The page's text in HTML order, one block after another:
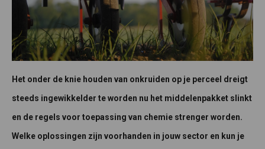
Het onder de knie houden van onkruiden op je perceel dreigt
steeds ingewikkelder te worden nu het middelenpakket slinkt
en de regels voor toepassing van chemie strenger worden.
Welke oplossingen zijn voorhanden in jouw sector en kun je